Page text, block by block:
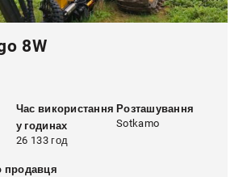
8W
Час використання
у годинах
26 133 год
Розташування
Sotkamo
продавця